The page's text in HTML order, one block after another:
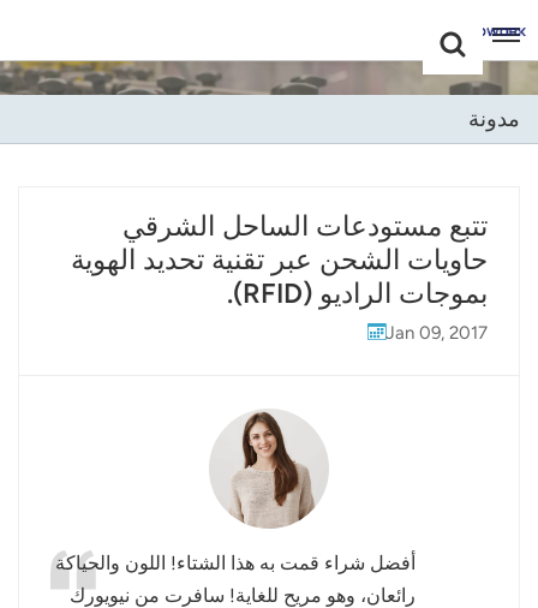
+86 -18681515767
English
Deutsch
Русский
Português
Nederland
عربي
مدونة
تتبع مستودعات الساحل الشرقي
حاويات الشحن عبر تقنية تحديد الهوية
بموجات الراديو (RFID).
Jan 09, 2017
أفضل شراء قمت به هذا الشتاء! اللون والحياكة
رائعان، وهو مريح للغاية! سافرت من نيويورك